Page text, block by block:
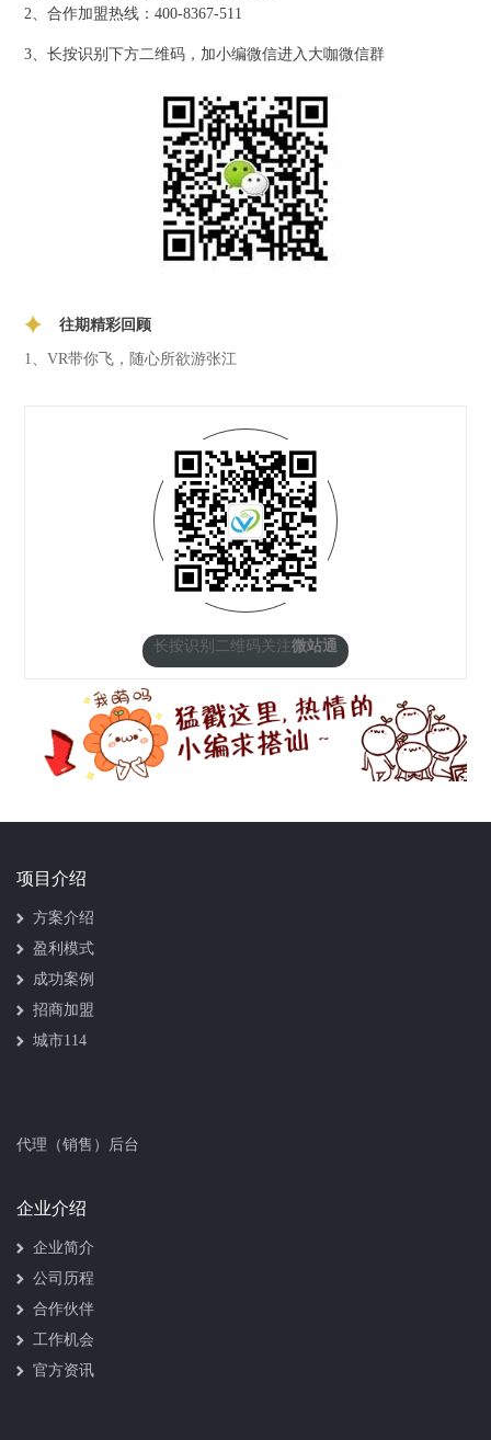
2、合作加盟热线：400-8367-511
3、长按识别下方二维码，加小编微信进入大咖微信群
往期精彩回顾
1、VR带你飞，随心所欲游张江
长按识别二维码关注 微站通
项目介绍
方案介绍
盈利模式
成功案例
招商加盟
城市114
代理（销售）后台
企业介绍
企业简介
公司历程
合作伙伴
工作机会
官方资讯